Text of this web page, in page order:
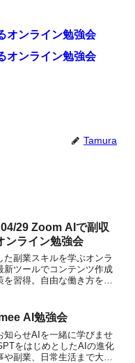
オンライン勉強会
オンライン勉強会
Tamura
04/29 Zoom AIで副収
ンライン勉強会
た副業スキルを学ぶオンラ
新ツールでコンテンツ作成
を習得。自由な働き方を目
AI勉強会
知らせAIを一緒に学びませ
をはじめとしたAIの進化
や副業、日常生活まで大き